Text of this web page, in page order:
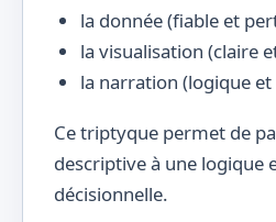
la donnée (fiable et
la visualisation (claire
la narration (logique
Ce triptyque permet de
descriptive à une logique
décisionnelle.